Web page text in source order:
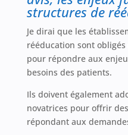
structures de
Je dirai que les
rééducation sont
pour répondre aux
besoins des patients.
Ils doivent également
novatrices pour offrir
répondant aux